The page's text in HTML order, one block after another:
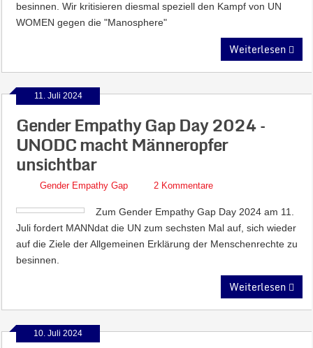
besinnen. Wir kritisieren diesmal speziell den Kampf von UN
WOMEN gegen die "Manosphere"
Weiterlesen
11. Juli 2024
Gender Empathy Gap Day 2024 –
UNODC macht Männeropfer
unsichtbar
Gender Empathy Gap 2 Kommentare
Zum Gender Empathy Gap Day 2024 am 11.
Juli fordert MANNdat die UN zum sechsten Mal auf, sich wieder
auf die Ziele der Allgemeinen Erklärung der Menschenrechte zu
besinnen.
Weiterlesen
10. Juli 2024